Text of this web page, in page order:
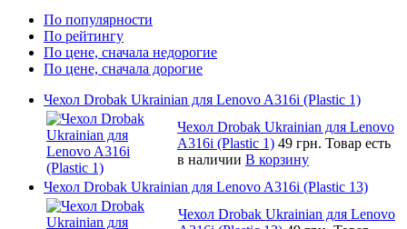
По популярности
По рейтингу
По цене, сначала недорогие
По цене, сначала дорогие
Чехол Drobak Ukrainian для Lenovo A316i (Plastic 1)
Чехол Drobak Ukrainian для Lenovo
A316i (Plastic 1) 49 грн. Товар есть
в наличии В корзину
Чехол Drobak Ukrainian для Lenovo A316i (Plastic 13)
Чехол Drobak Ukrainian для Lenovo